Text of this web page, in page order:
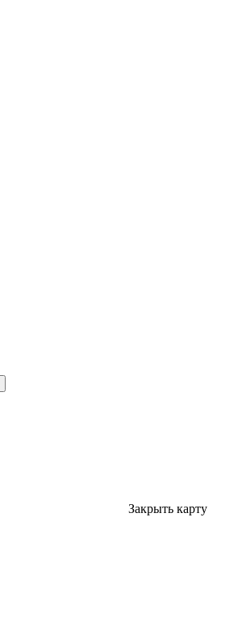
Закрыть карту